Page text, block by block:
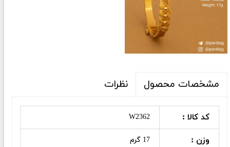
مشخصات محصول نظرات
کد کالا : W2362
وزن : 17 گرم